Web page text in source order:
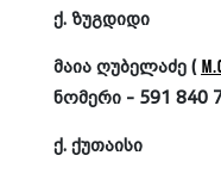
ქ. ზუგდიდი
მაია ღუბელაძე (
ნომერი - 591 840
ქ. ქუთაისი